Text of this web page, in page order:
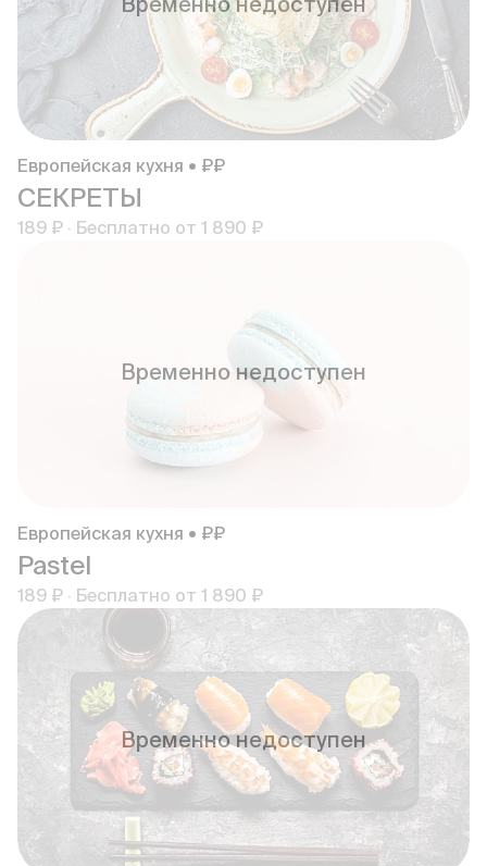
Временно недоступен
Европейская кухня • ₽₽
СЕКРЕТЫ
189 ₽ · Бесплатно от 1 890 ₽
Временно недоступен
Европейская кухня • ₽₽
Pastel
189 ₽ · Бесплатно от 1 890 ₽
Временно недоступен